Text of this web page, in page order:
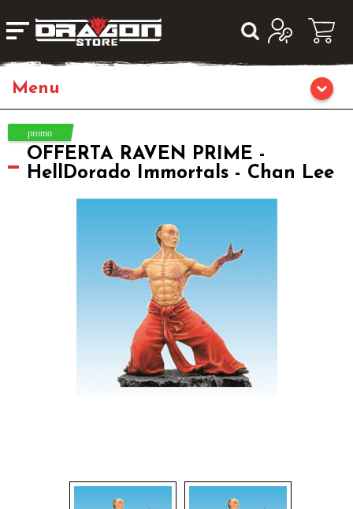
Giochi da Tavolo
Giochi di Carte Collezionabili
Offerte del Dragone
OFFERTA RAVEN PRIME -
HellDorado Immortals - Chan Lee